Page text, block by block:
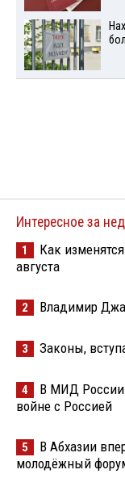
Интересное за
1
Как
августа
2 Владимир
3 Законы,
4
В МИД России
войне с Россией
5
В Абхазии
молодёжный